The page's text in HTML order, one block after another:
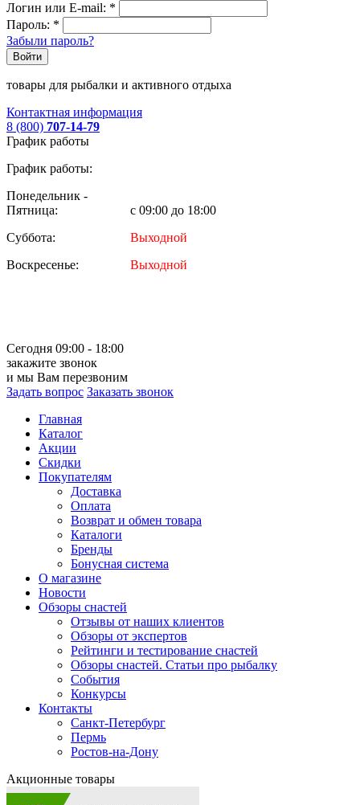
Логин или E-mail: *
Пароль: *
Забыли пароль?
Войти
товары для рыбалки и активного отдыха
Контактная информация
8 (800) 707-14-79
График работы
График работы:
Понедельник -
Пятница:
с 09:00 до 18:00
Суббота:
Выходной
Воскресенье:
Выходной
Сегодня 09:00 - 18:00
закажите звонок
и мы Вам перезвоним
Задать вопрос Заказать звонок
Главная
Каталог
Акции
Скидки
Покупателям
Доставка
Оплата
Возврат и обмен товара
Каталоги
Бренды
Бонусная система
О магазине
Новости
Обзоры снастей
Отзывы от наших клиентов
Обзоры от экспертов
Рейтинги и тестирование снастей
Обзоры снастей. Статьи про рыбалку
События
Конкурсы
Контакты
Санкт-Петербург
Пермь
Ростов-на-Дону
Акционные товары